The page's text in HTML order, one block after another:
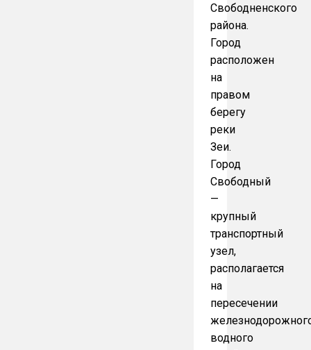
Свободненского
района.
Город
расположен
на
правом
берегу
реки
Зеи.
Город
Свободный
—
крупный
транспортный
узел,
располагается
на
пересечении
водного